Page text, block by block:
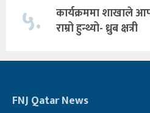
५.
कार्यक्रममा शाखाले
राम्रो हुन्थ्यो- ध्रुब क्षत्री
FNJ Qatar News